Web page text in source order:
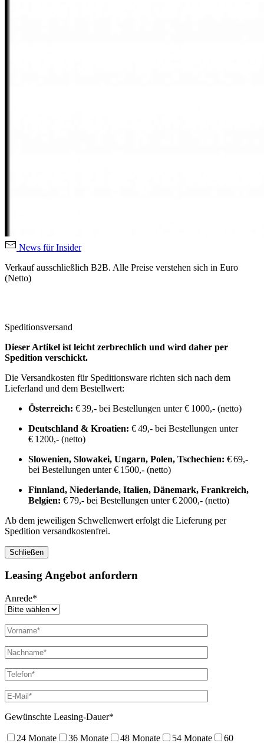
News für Insider
Verkauf ausschließlich B2B. Alle Preise verstehen sich in Euro
(Netto)
Speditionsversand
Dieser Artikel ist leicht zerbrechlich und wird daher per
Spedition verschickt.
Die Versandkosten für Speditionsware richten sich nach dem
Lieferland und dem Bestellwert:
Österreich: € 39,- bei Bestellungen unter € 1000,- (netto)
Deutschland & Kroatien: € 49,- bei Bestellungen unter
€ 1200,- (netto)
Slowenien, Slowakei, Ungarn, Polen, Tschechien: € 69,-
bei Bestellungen unter € 1500,- (netto)
Finnland, Niederlande, Italien, Dänemark, Frankreich,
Belgien: € 79,- bei Bestellungen unter € 2000,- (netto)
Ab dem jeweiligen Schwellenwert erfolgt die Lieferung per
Spedition versandkostenfrei.
Schließen
Leasing Angebot anfordern
Anrede*
Gewünschte Leasing-Dauer*
24 Monate 36 Monate 48 Monate 54 Monate 60